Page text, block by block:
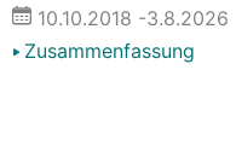
10.10.2018 -3.8.2026
Zusammenfassung